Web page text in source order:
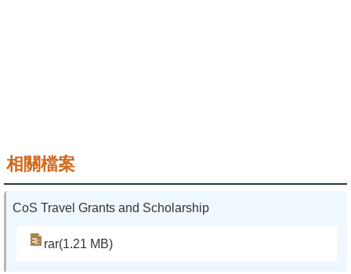
相關檔案
CoS Travel Grants and Scholarship
rar(1.21 MB)